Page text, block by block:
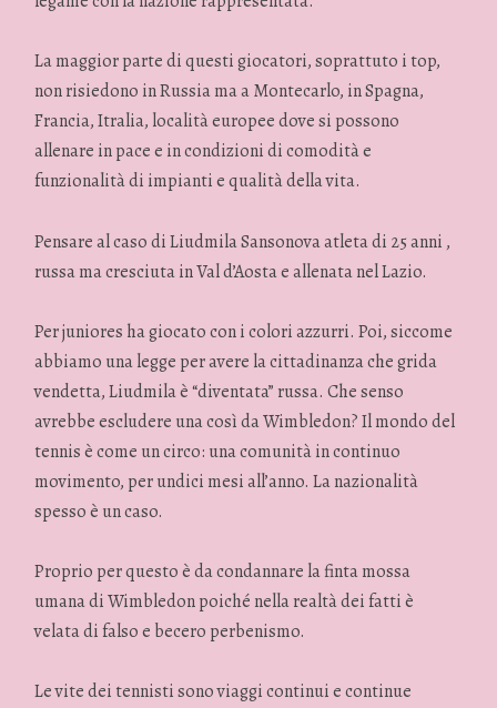
La maggior parte di questi giocatori, soprattuto i top,
non risiedono in Russia ma a Montecarlo, in Spagna,
Francia, Itralia, località europee dove si possono
allenare in pace e in condizioni di comodità e
funzionalità di impianti e qualità della vita.
Pensare al caso di Liudmila Sansonova atleta di 25 anni ,
russa ma cresciuta in Val d’Aosta e allenata nel Lazio.
Per juniores ha giocato con i colori azzurri. Poi, siccome
abbiamo una legge per avere la cittadinanza che grida
vendetta, Liudmila è “diventata” russa. Che senso
avrebbe escludere una così da Wimbledon? Il mondo del
tennis è come un circo: una comunità in continuo
movimento, per undici mesi all’anno. La nazionalità
spesso è un caso.
Proprio per questo è da condannare la finta mossa
umana di Wimbledon poiché nella realtà dei fatti è
velata di falso e becero perbenismo.
Le vite dei tennisti sono viaggi continui e continue